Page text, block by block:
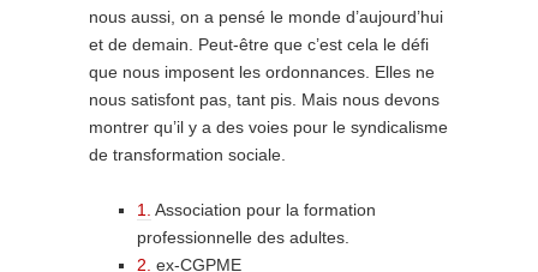
nous aussi, on a pensé le monde d’aujourd’hui
et de demain. Peut-être que c’est cela le défi
que nous imposent les ordonnances. Elles ne
nous satisfont pas, tant pis. Mais nous devons
montrer qu’il y a des voies pour le syndicalisme
de transformation sociale.
1.
Association pour la formation
professionnelle des adultes.
2. ex-CGPME